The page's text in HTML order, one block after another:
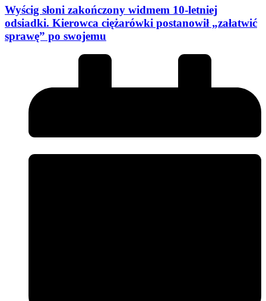
Wyścig słoni zakończony widmem 10-letniej
odsiadki. Kierowca ciężarówki postanowił „załatwić
sprawę” po swojemu